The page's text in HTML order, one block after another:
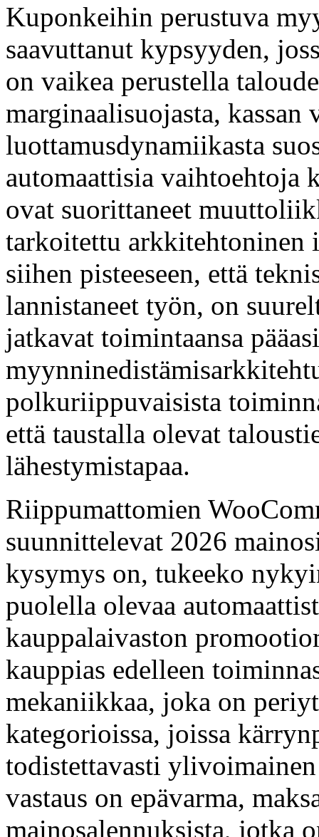
Kuponkeihin perustuva
saavuttanut kypsyyden,
on vaikea perustella
marginaalisuojasta, kassan
luottamusdynamiikasta
automaattisia vaihtoehtoja
ovat suorittaneet
tarkoitettu
siihen pisteeseen, että
lannistaneet työn, on
jatkavat toimintaansa
polkuriippuvaisista
että taustalla olevat
lähestymistapaa.
Riippumattomien
suunnittelevat 2026
kysymys on, tukeeko
puolella olevaa
kauppalaivaston
kauppias edelleen
mekaniikkaa, joka on
kategorioissa, joissa
todistettavasti
vastaus on epävarma,
mainosalennuksista, jotka